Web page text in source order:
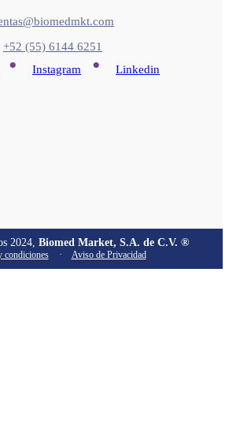
+52 (55) 6144 6251
• Instagram • Linkedin
2024, Biomed Market, S.A. de C.V. ®
condiciones · Aviso de Privacidad